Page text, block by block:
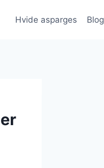
Hvide asparges Blog